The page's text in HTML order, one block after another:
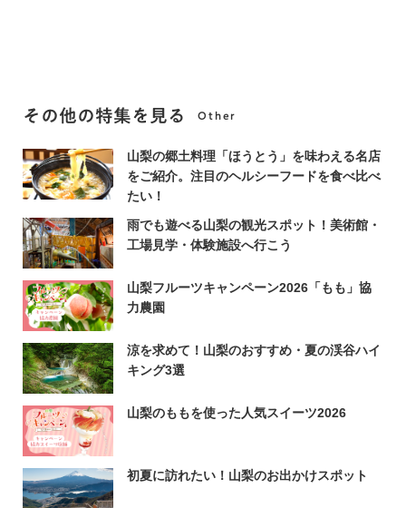
その他の特集を見る Other
山梨の郷土料理「ほうとう」を味わえる名店
をご紹介。注目のヘルシーフードを食べ比べ
たい！
雨でも遊べる山梨の観光スポット！美術館・
工場見学・体験施設へ行こう
山梨フルーツキャンペーン2026「もも」協
力農園
涼を求めて！山梨のおすすめ・夏の渓谷ハイ
キング3選
山梨のももを使った人気スイーツ2026
初夏に訪れたい！山梨のお出かけスポット